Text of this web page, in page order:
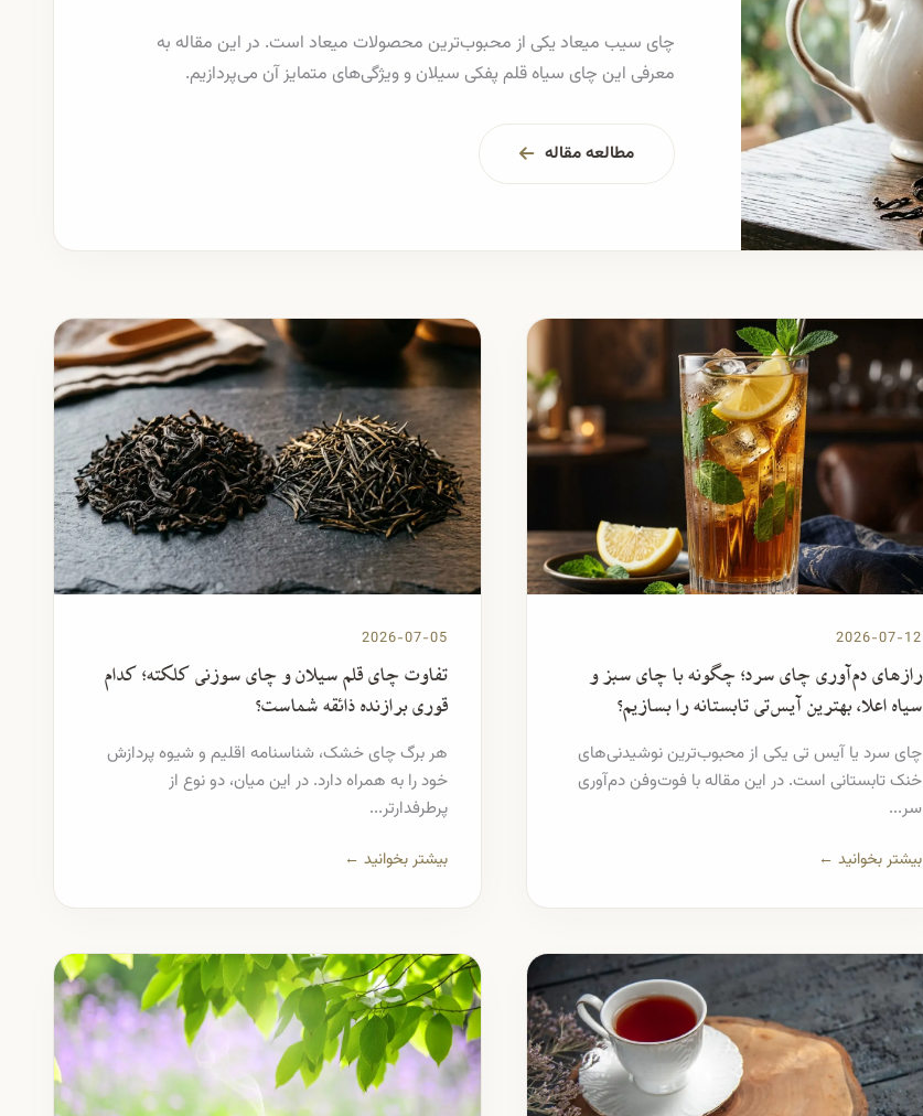
چای سیب میعاد یکی از محبوب‌ترین محصولات میعاد است. در این مقاله به
معرفی این چای سیاه قلم پفکی سیلان و ویژگی‌های متمایز آن می‌پردازیم.
مطالعه مقاله
2026-07-12
رازهای دم‌آوری چای سرد؛ چگونه با چای سبز و
سیاه اعلا، بهترین آیس‌تی تابستانه را بسازیم؟
چای سرد یا آیس تی یکی از محبوب‌ترین نوشیدنی‌های
خنک تابستانی است. در این مقاله با فوت‌وفن دم‌آوری
سر...
بیشتر بخوانید ←
2026-07-05
تفاوت چای قلم سیلان و چای سوزنی کلکته؛ کدام
قوری برازنده ذائقه شماست؟
هر برگ چای خشک، شناسنامه اقلیم و شیوه پردازش
خود را به همراه دارد. در این میان، دو نوع از
پرطرفدارتر...
بیشتر بخوانید ←